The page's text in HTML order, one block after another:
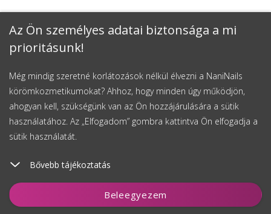
Az Ön személyes adatai biztonsága a mi
prioritásunk!
Még mindig szeretné korlátozások nélkül élvezni a NaniNails
körömkozmetikumokat? Ahhoz, hogy minden úgy működjön,
ahogyan kell, szükségünk van az Ön hozzájárulására a sütik
használatához. Az „Elfogadom” gombra kattintva Ön elfogadja a
sütik használatát.
Bővebb tájékoztatás
Beleegyezem
Kosárhoz ad